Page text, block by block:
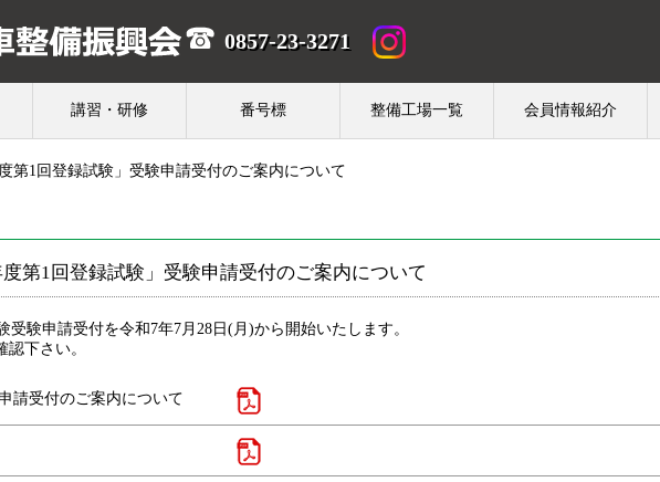
0857-23-3271
講習・研修 番号標 整備工場一覧 会員情報紹介
度第1回登録試験」受験申請受付のご案内について
度第1回登録試験」受験申請受付のご案内について
験申請受付を令和7年7月28日(月)から開始いたします。
下さい。
請受付のご案内について